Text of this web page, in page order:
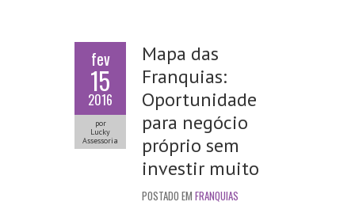
fev
15
2016
por
Lucky
Assessoria
Mapa das
Franquias:
Oportunidade
para negócio
próprio sem
investir muito
POSTADO EM FRANQUIAS